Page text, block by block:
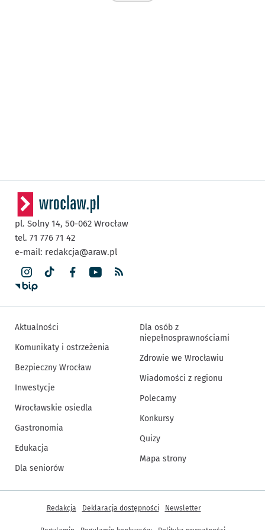
pl. Solny 14, 50-062 Wrocław
tel. 71 776 71 42
e-mail: redakcja@araw.pl
Aktualności
Komunikaty i ostrzeżenia
Bezpieczny Wrocław
Inwestycje
Wrocławskie osiedla
Gastronomia
Edukacja
Dla seniorów
Dla osób z
niepełnosprawnościami
Zdrowie we Wrocławiu
Wiadomości z regionu
Polecamy
Konkursy
Quizy
Mapa strony
Inne informacje
Redakcja Deklaracja dostępności Newsletter